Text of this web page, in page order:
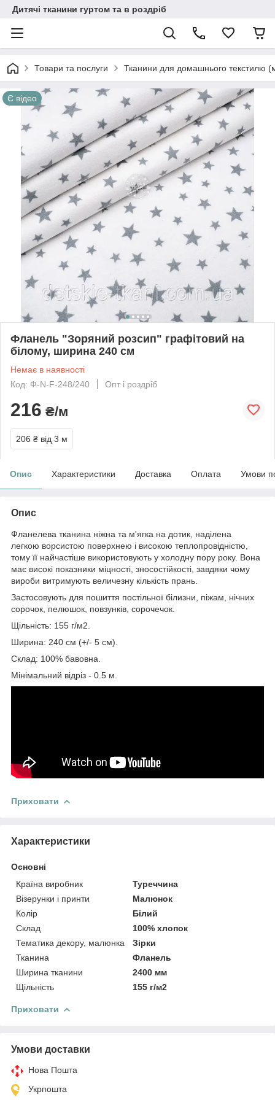
Дитячі тканини гуртом та в роздріб
Товари та послуги Тканини для домашнього текстилю
Є відео
Фланель "Зоряний розсип" графітовий на
білому, ширина 240 см
Немає в наявності
Код: Ф-N-F-248/240
Опт і роздріб
216 ₴/м
206 ₴ від 3 м
Опис Характеристики Доставка Оплата Умови
Опис
Фланелева тканина ніжна та м'ягка на дотик, наділена
легкою ворсистою поверхнею і високою теплопровідністю,
тому її найчастіше використовують у холодну пору року. Вона
має високі показники міцності, зносостійкості, завдяки чому
вироби витримують величезну кількість прань.
Застосовують для пошиття постільної білизни, піжам, нічних
сорочок, пелюшок, повзунків, сорочечок.
Щільність: 155 г/м2.
Ширина: 240 см (+/- 5 см).
Склад: 100% бавовна.
Мінімальний відріз - 0.5 м.
Приховати
Характеристики
Основні
Країна виробник
Туреччина
Візерунки і принти
Малюнок
Колір
Білий
Склад
100% хлопок
Тематика декору, малюнка
Зірки
Тканина
Фланель
Ширина тканини
2400 мм
Щільність
155 г/м2
Приховати
Умови доставки
Нова Пошта
Укрпошта